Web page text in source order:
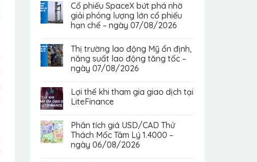
Cổ phiếu SpaceX bứt phá nhờ
giải phóng lượng lớn cổ phiếu
hạn chế – ngày 07/08/2026
Thị trường lao động Mỹ ổn định,
năng suất lao động tăng tốc –
ngày 07/08/2026
Lợi thế khi tham gia giao dịch tại
LiteFinance
Phân tích giá USD/CAD Thử
Thách Mốc Tâm Lý 1.4000 –
ngày 06/08/2026